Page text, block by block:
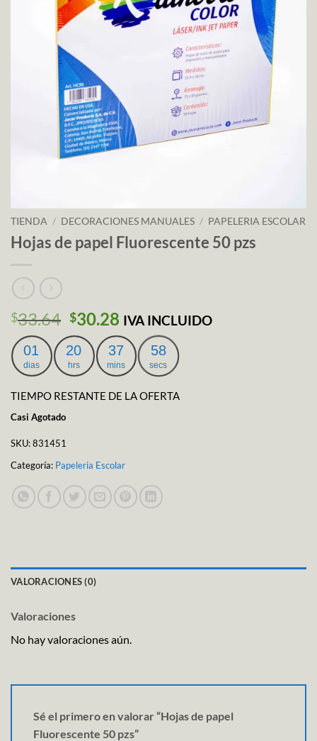
TIENDA / DECORACIONES MANUALES / PAPELERIA ESCOLAR
Hojas de papel Fluorescente 50 pzs
$33.64 El
precio
original
era:
$30.28 El
precio
actual
es:
IVA INCLUIDO
01
dias
20
hrs
37
mins
57
secs
TIEMPO RESTANTE DE LA OFERTA
Casi Agotado
SKU:831451
Categoría: Papeleria Escolar
VALORACIONES (0)
Valoraciones
No hay valoraciones aún.
Sé el primero en valorar “Hojas de papel
Fluorescente 50 pzs”